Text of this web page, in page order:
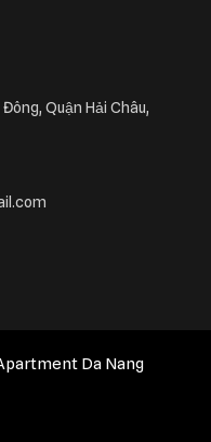
Quận Hải Châu,
Da Nang